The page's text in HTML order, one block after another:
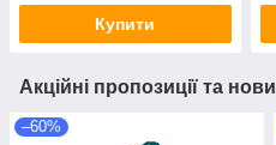
Купити
Акційні пропозиції та
–60%